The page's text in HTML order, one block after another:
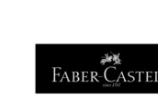
Electronice si accesorii
Gadgeturi mobile